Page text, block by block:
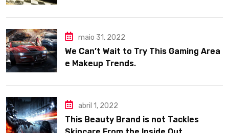
maio 31, 2022
We Can’t Wait to Try This Gaming Area
e Makeup Trends.
abril 1, 2022
This Beauty Brand is not Tackles